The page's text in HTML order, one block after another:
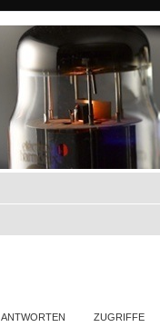
ANTWORTEN ZUGRIFFE